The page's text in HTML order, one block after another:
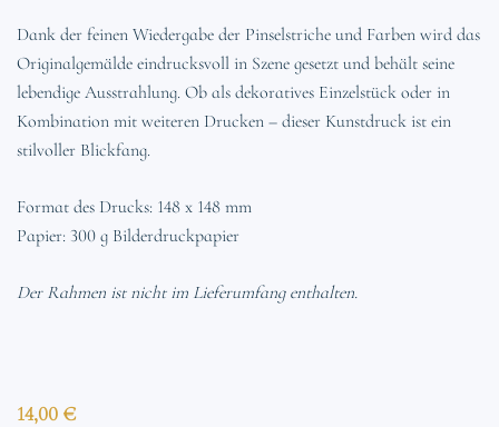
Dank der feinen Wiedergabe der Pinselstriche und Farben wird das
Originalgemälde eindrucksvoll in Szene gesetzt und behält seine
lebendige Ausstrahlung. Ob als dekoratives Einzelstück oder in
Kombination mit weiteren Drucken – dieser Kunstdruck ist ein
stilvoller Blickfang.
Format des Drucks: 148 x 148 mm
Papier: 300 g Bilderdruckpapier
Der Rahmen ist nicht im Lieferumfang enthalten.
14,00 €